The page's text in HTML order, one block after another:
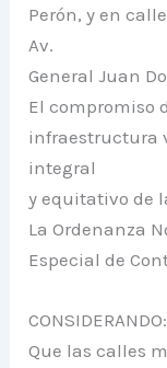
Perón, y en
Av.
General Juan
El compromiso
infraestructura
integral
y equitativo de
La Ordenanza
Especial de
CONSIDERANDO:
Que las calles